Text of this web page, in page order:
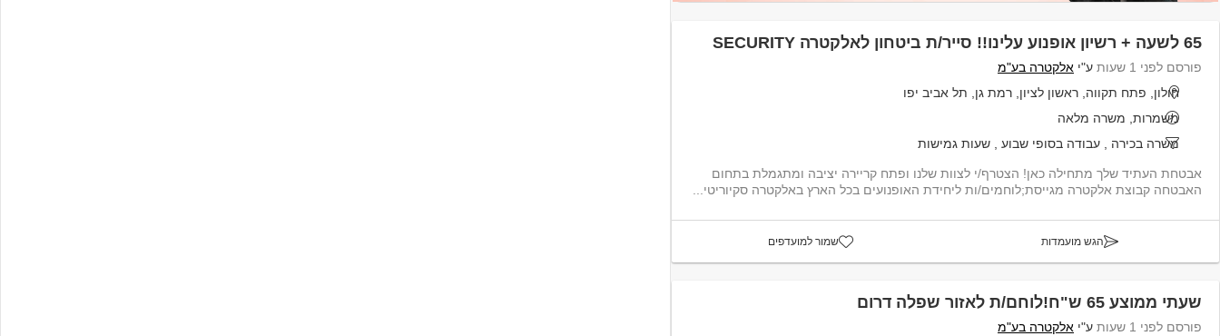
65 לשעה + רשיון אופנוע עלינו!! סייר/ת ביטחון לאלקטרה SECURITY
פורסם לפני 1 שעות ע"י אלקטרה בע"מ
חולון, פתח תקווה, ראשון לציון, רמת גן, תל אביב יפו
משמרות, משרה מלאה
משרה בכירה
עבודה בסופי שבוע שעות גמישות
אבטחת העתיד שלך מתחילה כאן! הצטרף/י לצוות שלנו ופתח קריירה יציבה ומתגמלת בתחום
האבטחה קבוצת אלקטרה מגייסת;לוחמים/ות ליחידת האופנועים בכל הארץ באלקטרה סקיוריטי...
הגש מועמדות שמור למועדפים
שעתי ממוצע 65 ש"ח!לוחם/ת לאזור שפלה דרום
פורסם לפני 1 שעות ע"י אלקטרה בע"מ